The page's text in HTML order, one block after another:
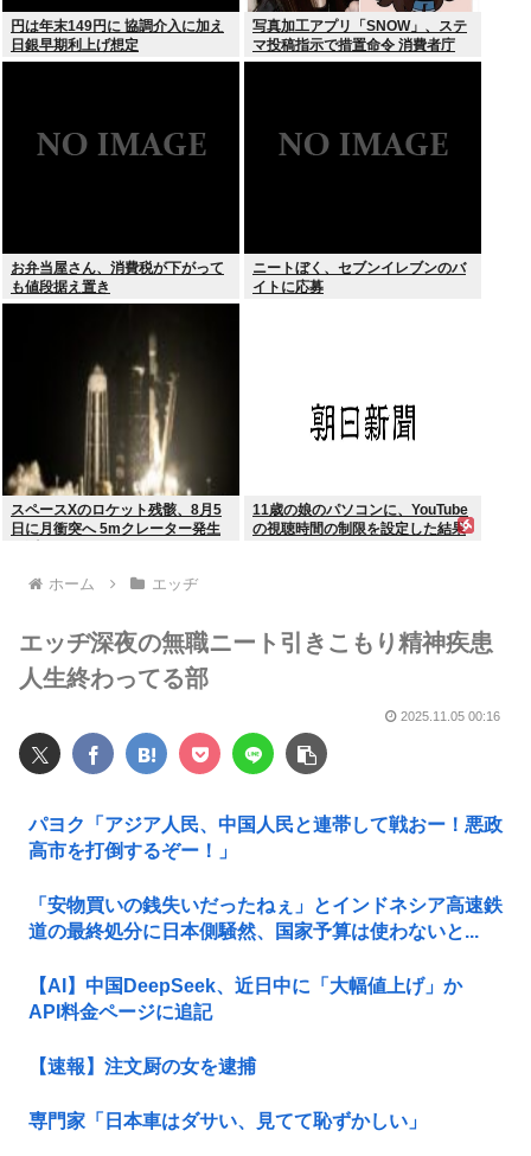
円は年末149円に 協調介入に加え
日銀早期利上げ想定
写真加工アプリ「SNOW」、ステ
マ投稿指示で措置命令 消費者庁
お弁当屋さん、消費税が下がって
も値段据え置き
ニートぼく、セブンイレブンのバ
イトに応募
スペースXのロケット残骸、8月5
日に月衝突へ 5mクレーター発生
11歳の娘のパソコンに、YouTube
の視聴時間の制限を設定した結果
ホーム エッヂ
エッヂ深夜の無職ニート引きこもり精神疾患
人生終わってる部
2025.11.05 00:16
パヨク「アジア人民、中国人民と連帯して戦おー！悪政
高市を打倒するぞー！」
「安物買いの銭失いだったねぇ」とインドネシア高速鉄
道の最終処分に日本側騒然、国家予算は使わないと...
【AI】中国DeepSeek、近日中に「大幅値上げ」か
API料金ページに追記
【速報】注文厨の女を逮捕
専門家「日本車はダサい、見てて恥ずかしい」